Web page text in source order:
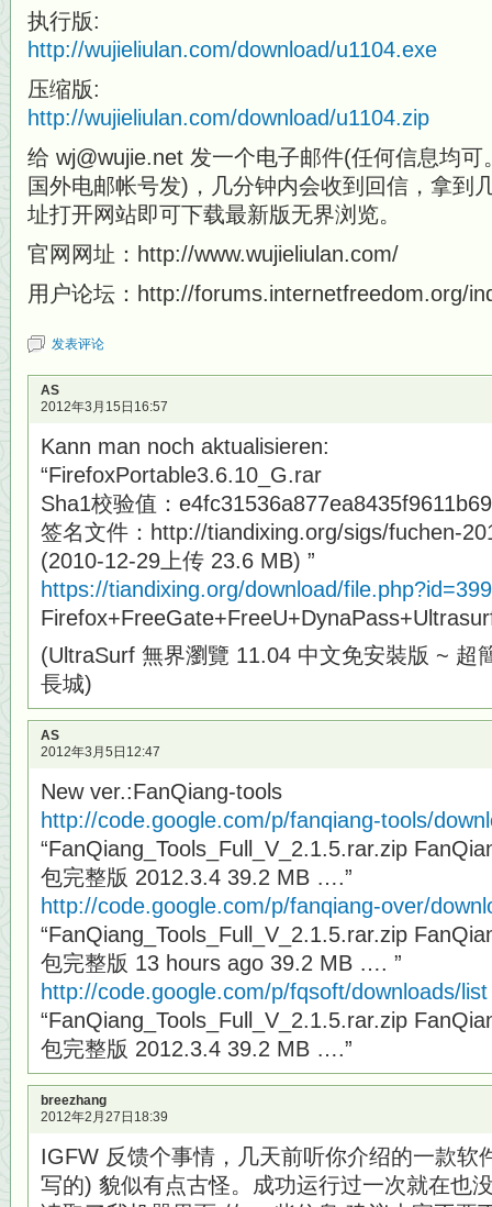
执行版:
http://wujieliulan.com/download/u1104.exe
压缩版:
http://wujieliulan.com/download/u1104.zip
给 wj@wujie.net 发一个电子邮件(任何信息均
国外电邮帐号发)，几分钟内会收到回信，拿到
址打开网站即可下载最新版无界浏览。
官网网址：http://www.wujieliulan.com/
用户论坛：http://forums.internetfreedom.org/
发表评论
AS
2012年3月15日16:57
Kann man noch aktualisieren:
“FirefoxPortable3.6.10_G.rar
Sha1校验值：
签名文件：http://tiandixing.org/sigs/fuchen-
(2010-12-29上传 23.6 MB) ”
https://tiandixing.org/download/
(UltraSurf 無界瀏覽 11.04 中文免安裝版 ~ 超
長城)
AS
2012年3月5日12:47
New ver.:FanQiang-tools
http://code.google.com/p/fanqiang-tools/
“FanQiang_Tools_Full_V_2.1.5.rar.zip
包完整版 2012.3.4 39.2 MB ….”
http://code.google.com/p/fanqiang-over/
“FanQiang_Tools_Full_V_2.1.5.rar.zip
包完整版 13 hours ago 39.2 MB …. ”
http://code.google.com/p/fqsoft/downloads/list
“FanQiang_Tools_Full_V_2.1.5.rar.zip
包完整版 2012.3.4 39.2 MB ….”
breezhang
2012年2月27日18:39
IGFW 反馈个事情，几天前听你介绍的一款软
写的) 貌似有点古怪。成功运行过一次就在也